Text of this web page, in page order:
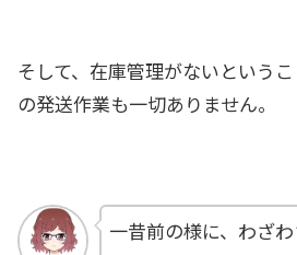
そして、在庫管理がないという
の発送作業も一切ありません。
一昔前の様に、わざ